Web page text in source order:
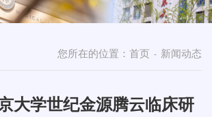
您所在的位置： 首页 - 新闻动态
大学世纪金源腾云临床研